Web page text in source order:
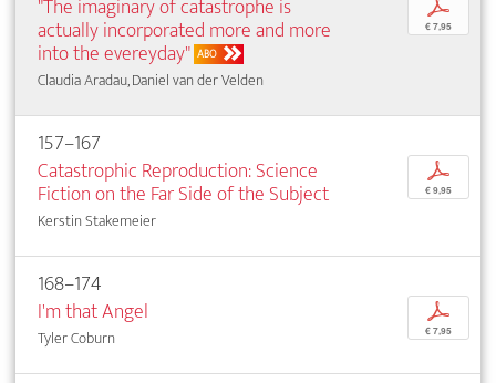
"The imaginary of catastrophe is
actually incorporated more and more
into the evereyday" ABO
Claudia Aradau, Daniel van der Velden
p
€ 7,95
157–167
Catastrophic Reproduction: Science
Fiction on the Far Side of the Subject
Kerstin Stakemeier
p
€ 9,95
168–174
I'm that Angel
Tyler Coburn
p
€ 7,95